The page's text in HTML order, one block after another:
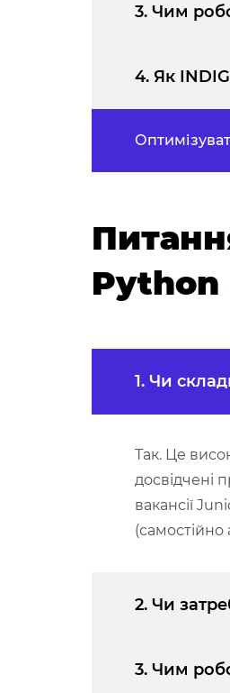
3. Чим
4. Як
Python
1. Чи
Так. Це
досвідчені
вакансії
(самостійно
2. Чи
3. Чим